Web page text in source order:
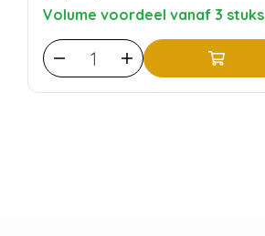
Volume voordeel vanaf 3 stuks